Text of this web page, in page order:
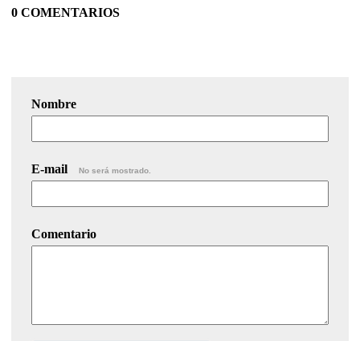
0 COMENTARIOS
Nombre
E-mail No será mostrado.
Comentario